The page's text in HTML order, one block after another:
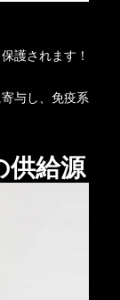
護されます！
与し、免疫系
供給源